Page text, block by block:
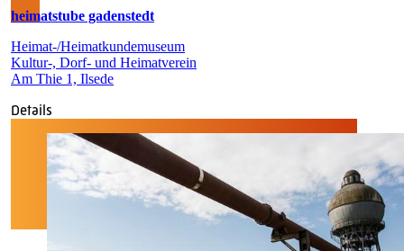
heimatstube gadenstedt
Heimat-/Heimatkundemuseum
Kultur-, Dorf- und Heimatverein
Am Thie 1, Ilsede
Details